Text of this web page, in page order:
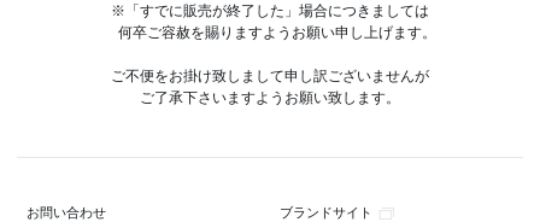
※「すでに販売が終了した」場合につきましては
何卒ご容赦を賜りますようお願い申し上げます。
ご不便をお掛け致しまして申し訳ございませんが
ご了承下さいますようお願い致します。
お問い合わせ ブランドサイト